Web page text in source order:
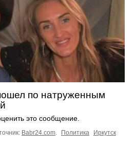
по натруженным
это сообщение.
Babr24.com Политика
Иркутск